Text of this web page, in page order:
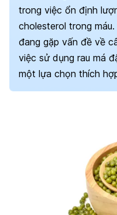
trong việc ổn định
cholesterol trong
đang gặp vấn đề về
việc sử dụng rau má
một lựa chọn thích